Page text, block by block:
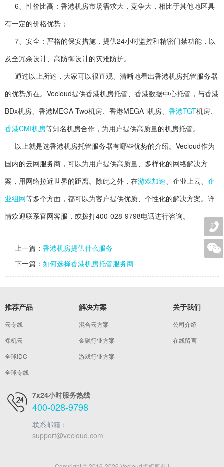
6、性价比高：香港机房市场需求大，竞争大，相比于其他地区具
有一定的价格优势；
7、安全：严格的保安措施，提供24小时监控和精密门禁功能，以
及全冗余设计、高防御设计的灾难防护。
通过以上所述，大家可以很直观、清晰地看出香港机房托管服务器
的优势所在。Vecloud提供香港机房托管、香港数据中心托管，与香港
BDx机房、香港MEGA Two机房、香港MEGA-i机房、 香港TGT机房、
香港CMI机房等知名机房合作，为用户提供高质量的机房托管。
以上就是选香港机房托管服务器有哪些优势的介绍。Vecloud作为
国内的云网服务商，可以为用户提供高质量、多样化的网络解决方
案，用网络拉近世界的距离。除此之外，在游戏加速、企业上云、 企
业组网等多个方面，都可以为客户提供优质、个性化的解决方案。详
情欢迎联系官网客服，或拨打400-028-9798电话进行咨询。
上一篇： 香港机房提供什么服务
下一篇： 如何选择香港机房托管服务商
7x24小时服务热线
400-028-9798
联系邮箱：
support@vecloud.com
推荐产品
云专线
裸机云
全球IDC
全球专线
解决方案
混合云方案
金融行业方案
游戏行业方案
关于我们
公司介绍
在线留言